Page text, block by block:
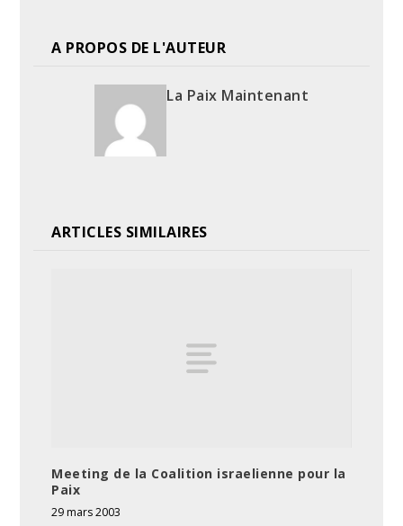
A PROPOS DE L'AUTEUR
La Paix Maintenant
ARTICLES SIMILAIRES
Meeting de la Coalition israelienne pour la
Paix
29 mars 2003